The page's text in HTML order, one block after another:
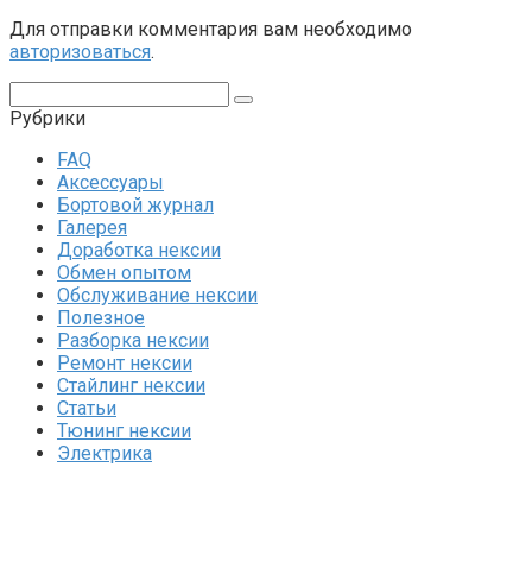
Для отправки комментария вам необходимо
авторизоваться.
Рубрики
FAQ
Аксессуары
Бортовой журнал
Галерея
Доработка нексии
Обмен опытом
Обслуживание нексии
Полезное
Разборка нексии
Ремонт нексии
Стайлинг нексии
Статьи
Тюнинг нексии
Электрика